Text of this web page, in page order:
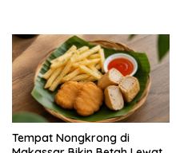
Tempat Nongkrong di